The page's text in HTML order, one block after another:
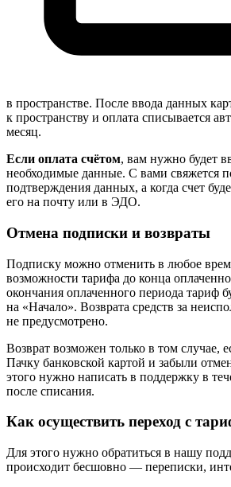
в пространстве. После ввода данных
к пространству и оплата списывается
месяц.
Если оплата счётом, вам нужно будет
необходимые данные. С вами свяжется
подтверждения данных, а когда счет
его на почту или в ЭДО.
Отмена подписки и возвраты
Подписку можно отменить в любое
возможности тарифа до конца
окончания оплаченного периода тариф
на «Начало». Возврата средств за
не предусмотрено.
Возврат возможен только в том случае,
Пачку банковской картой и забыли
этого нужно написать в поддержку в
после списания.
Как осуществить переход с
Для этого нужно обратиться в нашу
происходит бесшовно — переписки,